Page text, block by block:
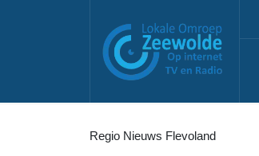
Regio Nieuws Flevoland